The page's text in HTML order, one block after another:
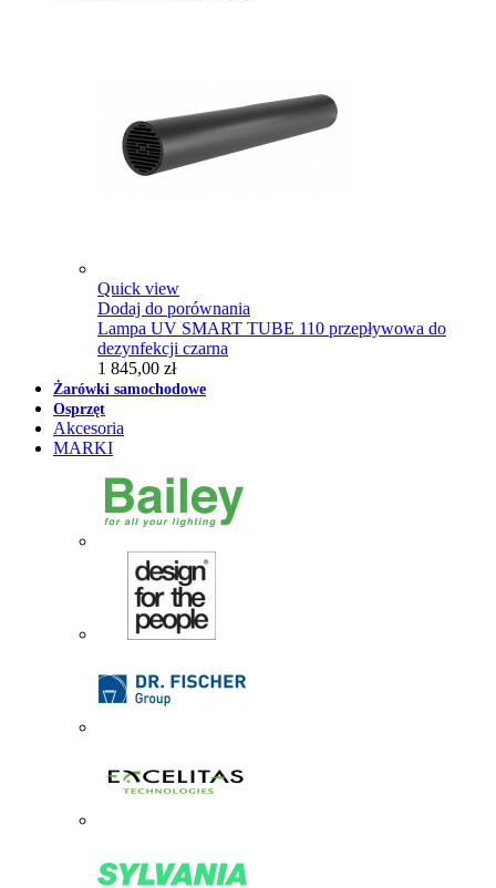
Quick view
Dodaj do porównania
Lampa UV SMART TUBE 110 przepływowa do
dezynfekcji czarna
1 845,00 zł
Żarówki samochodowe
Osprzęt
Akcesoria
MARKI